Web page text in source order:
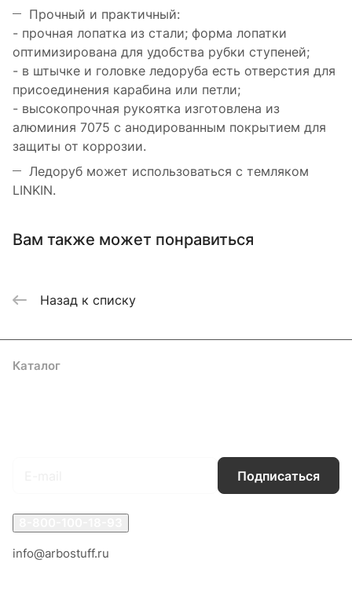
Прочный и практичный:
- прочная лопатка из стали; форма лопатки
оптимизирована для удобства рубки ступеней;
- в штычке и головке ледоруба есть отверстия для
присоединения карабина или петли;
- высокопрочная рукоятка изготовлена из
алюминия 7075 с анодированным покрытием для
защиты от коррозии.
Ледоруб может использоваться с темляком
LINKIN.
Вам также может понравиться
Назад к списку
Каталог
Подписаться
info@arbostuff.ru